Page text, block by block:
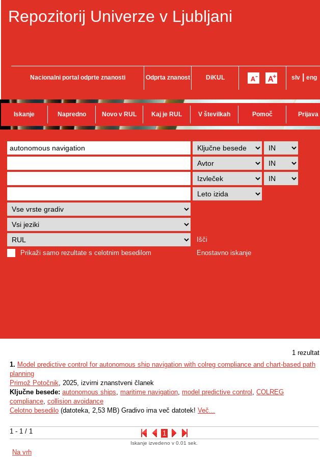
Repozitorij Univerze v Ljubljani
Nacionalni portal odprte znanosti Odprta znanost DiKUL slv eng
Iskanje Napredno Novo v RUL Kaj je RUL V številkah Pomoč Prijava
Išči
Prikaži samo rezultate s celotnim besedilom
Enostavno iskanje
1 rezultat
1 - 1 / 1 1
1. Model predictive control for autonomous ship navigation with colreg compliance and chart-based path
planning
Primož Potočnik, 2025, izvirni znanstveni članek
Ključne besede: autonomous ships, maritime navigation, model predictive control , COLREG
compliance, collision avoidance
Celotno besedilo (datoteka, 2,53 MB) Gradivo ima več datotek! Več...
Iskanje izvedeno v 0.01 sek.
Na vrh